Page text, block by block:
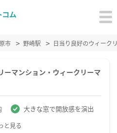
市 野崎駅 日当り良好のウィーク
ーマンション・ウィークリーマ
大きな窓で開放感を演出
と見る